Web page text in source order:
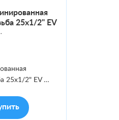
25x1/2" EV
25x1/2" EV…